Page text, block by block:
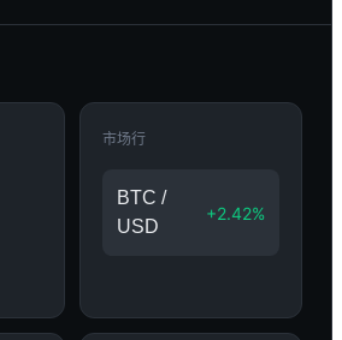
市场行
BTC /
USD
+2.42%